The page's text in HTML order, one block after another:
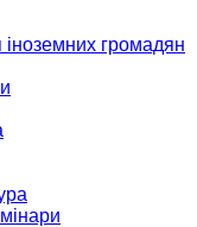
іноземних громадян